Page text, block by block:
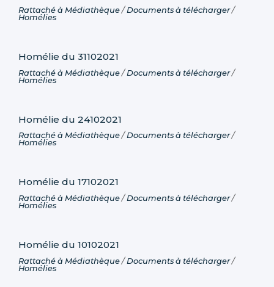
Rattaché à Médiathèque / Documents à télécharger /
Homélies
Homélie du 31102021
Rattaché à Médiathèque / Documents à télécharger /
Homélies
Homélie du 24102021
Rattaché à Médiathèque /Documents à télécharger /
Homélies
Homélie du 17102021
Rattaché à Médiathèque /Documents à télécharger /
Homélies
Homélie du 10102021
Rattaché à Médiathèque / Documents à télécharger /
Homélies